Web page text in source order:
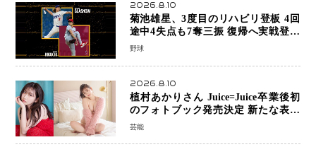
2026.8.10
菊池雄星、3度目のリハビリ登板 4回
途中4失点も7奪三振 復帰へ実戦登板
を重ねる
野球
2026.8.10
植村あかりさん Juice=Juice卒業後初
のフォトブック発売決定 新たな表現
者としての“今”を凝縮
芸能